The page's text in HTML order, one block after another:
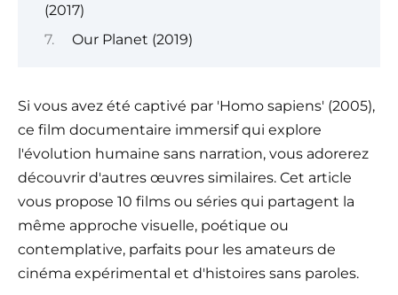
(2017)
Our Planet (2019)
Si vous avez été captivé par 'Homo sapiens' (2005),
ce film documentaire immersif qui explore
l'évolution humaine sans narration, vous adorerez
découvrir d'autres œuvres similaires. Cet article
vous propose 10 films ou séries qui partagent la
même approche visuelle, poétique ou
contemplative, parfaits pour les amateurs de
cinéma expérimental et d'histoires sans paroles.